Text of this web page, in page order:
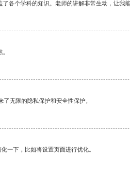
各个学科的知识。老师的讲解非常生动，让我
无限的隐私保护和安全性保护。
一下，比如将设置页面进行优化。